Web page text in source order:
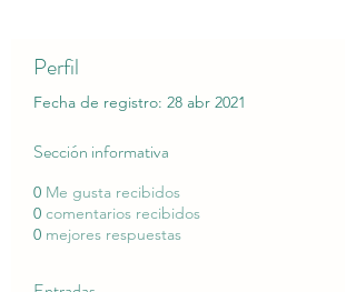
Perfil
Fecha de registro: 28 abr 2021
Sección informativa
0 Me gusta recibidos
0 comentarios recibidos
0 mejores respuestas